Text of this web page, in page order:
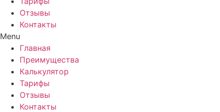
Отзывы
Контакты
Menu
Главная
Преимущества
Калькулятор
Тарифы
Отзывы
Контакты